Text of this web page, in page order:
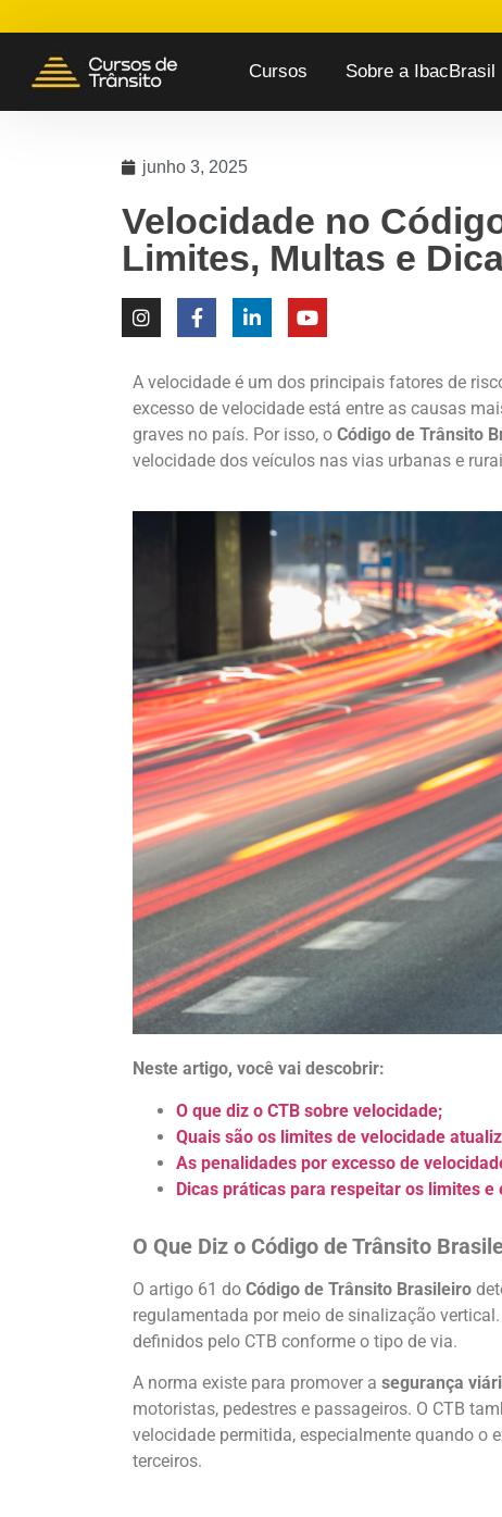
Cursos Sobre a IbacBrasil
junho 3, 2025
Velocidade no
Limites, Multas e
A velocidade é um dos principais fatores de
excesso de velocidade está entre as causas
graves no país. Por isso, o Código de Trânsito
velocidade dos veículos nas vias urbanas e
Neste artigo, você vai descobrir:
O que diz o CTB sobre velocidade;
Quais são os limites de velocidade
As penalidades por excesso de
Dicas práticas para respeitar os limites
O Que Diz o Código de Trânsito
O artigo 61 do Código de Trânsito Brasileiro
regulamentada por meio de sinalização
definidos pelo CTB conforme o tipo de via.
A norma existe para promover a segurança
motoristas, pedestres e passageiros. O CTB
velocidade permitida, especialmente quando o
terceiros.